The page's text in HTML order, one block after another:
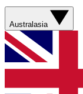
Australasia